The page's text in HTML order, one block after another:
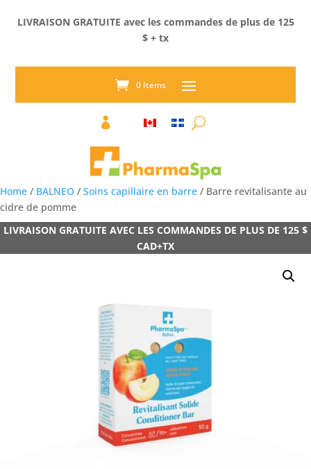
LIVRAISON GRATUITE avec les commandes de plus de 125
$ + tx
0 Items

Home / BALNEO / Soins capillaire en barre / Barre revitalisante au
cidre de pomme
LIVRAISON GRATUITE AVEC LES COMMANDES DE PLUS DE 125 $
CAD+TX